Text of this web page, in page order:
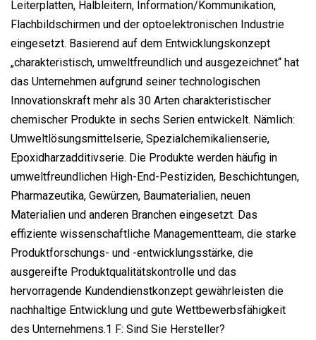
Leiterplatten, Halbleitern, Information/Kommunikation,
Flachbildschirmen und der optoelektronischen Industrie
eingesetzt. Basierend auf dem Entwicklungskonzept
„charakteristisch, umweltfreundlich und ausgezeichnet“ hat
das Unternehmen aufgrund seiner technologischen
Innovationskraft mehr als 30 Arten charakteristischer
chemischer Produkte in sechs Serien entwickelt. Nämlich:
Umweltlösungsmittelserie, Spezialchemikalienserie,
Epoxidharzadditivserie. Die Produkte werden häufig in
umweltfreundlichen High-End-Pestiziden, Beschichtungen,
Pharmazeutika, Gewürzen, Baumaterialien, neuen
Materialien und anderen Branchen eingesetzt. Das
effiziente wissenschaftliche Managementteam, die starke
Produktforschungs- und -entwicklungsstärke, die
ausgereifte Produktqualitätskontrolle und das
hervorragende Kundendienstkonzept gewährleisten die
nachhaltige Entwicklung und gute Wettbewerbsfähigkeit
des Unternehmens.1 F: Sind Sie Hersteller?